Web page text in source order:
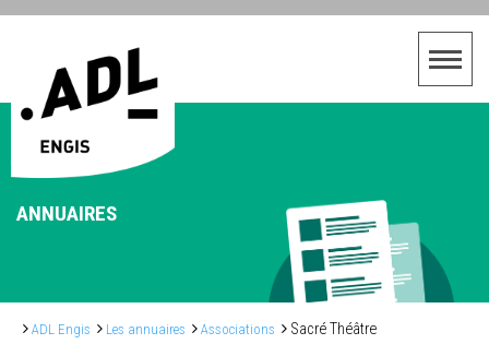
ANNUAIRES
ADL Engis Les annuaires Associations Sacré Théâtre